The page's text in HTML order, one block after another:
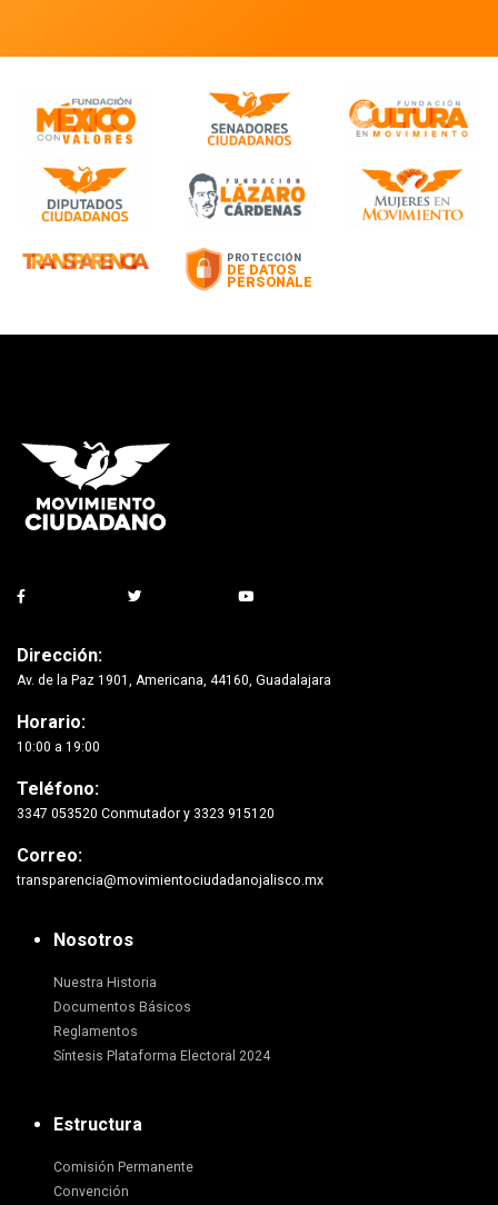
Dirección:
Av. de la Paz 1901, Americana, 44160, Guadalajara
Horario:
10:00 a 19:00
Teléfono:
3347 053520 Conmutador y 3323 915120
Correo:
transparencia@movimientociudadanojalisco.mx
Nosotros
Nuestra Historia
Documentos Básicos
Reglamentos
Síntesis Plataforma Electoral 2024
Estructura
Comisión Permanente
Convención